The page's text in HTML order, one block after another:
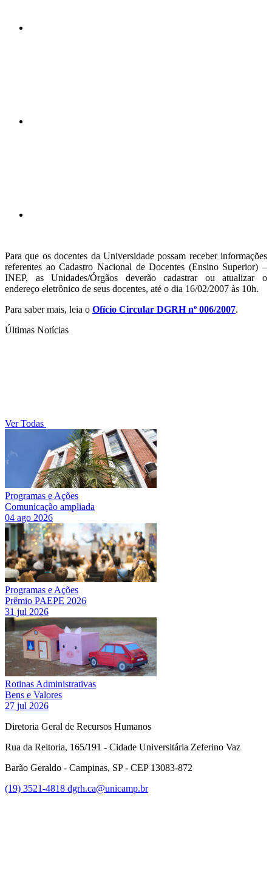
Para que os docentes da Universidade possam receber informações
referentes ao Cadastro Nacional de Docentes (Ensino Superior) –
INEP, as Unidades/Órgãos deverão cadastrar ou atualizar o
endereço eletrônico de seus docentes, até o dia 16/02/2007 às 10h.
Para saber mais, leia o Ofício Circular DGRH nº 006/2007.
Últimas Notícias
Ver Todas
Programas e Ações
Comunicação ampliada
04 ago 2026
Programas e Ações
Prêmio PAEPE 2026
31 jul 2026
Rotinas Administrativas
Bens e Valores
27 jul 2026
Diretoria Geral de Recursos Humanos
Rua da Reitoria, 165/191 - Cidade Universitária Zeferino Vaz
Barão Geraldo - Campinas, SP - CEP 13083-872
(19) 3521-4818 dgrh.ca@unicamp.br